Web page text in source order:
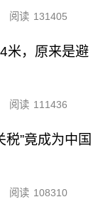
阅读 131405
米，原来是避
阅读 111436
税”竟成为中国
阅读 108310